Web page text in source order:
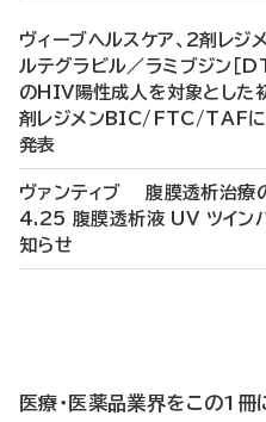
ヴィーブヘルスケア、2剤レジ
ルテグラビル／ラミブジン［
のHIV陽性成人を対象とした
剤レジメンBIC/FTC/TAFに
発表
ヴァンティブ 腹膜透析治療
4.25 腹膜透析液 UV ツイン
知らせ
医療・医薬品業界をこの1冊